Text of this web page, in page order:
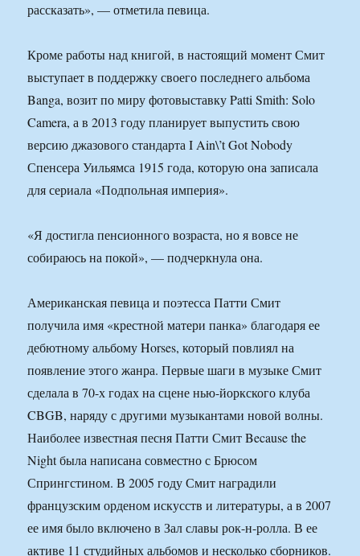
рассказать», — отметила певица.
Кроме работы над книгой, в настоящий момент Смит
выступает в поддержку своего последнего альбома
Banga, возит по миру фотовыставку Patti Smith: Solo
Camera, а в 2013 году планирует выпустить свою
версию джазового стандарта I Ain\’t Got Nobody
Спенсера Уильямса 1915 года, которую она записала
для сериала «Подпольная империя».
«Я достигла пенсионного возраста, но я вовсе не
собираюсь на покой», — подчеркнула она.
Американская певица и поэтесса Патти Смит
получила имя «крестной матери панка» благодаря ее
дебютному альбому Horses, который повлиял на
появление этого жанра. Первые шаги в музыке Смит
сделала в 70-х годах на сцене нью-йоркского клуба
CBGB, наряду с другими музыкантами новой волны.
Наиболее известная песня Патти Смит Because the
Night была написана совместно с Брюсом
Спрингстином. В 2005 году Смит наградили
французским орденом искусств и литературы, а в 2007
ее имя было включено в Зал славы рок-н-ролла. В ее
активе 11 студийных альбомов и несколько сборников.